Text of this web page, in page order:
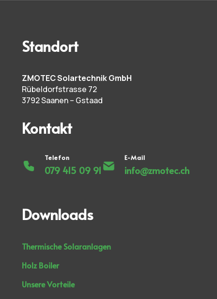
Standort
ZMOTEC Solartechnik GmbH
Rübeldorfstrasse 72
3792 Saanen – Gstaad
Kontakt
Telefon
079 415 09 91
E-Mail
info@zmotec.ch
Downloads
Thermische Solaranlagen
Holz Boiler
Unsere Vorteile